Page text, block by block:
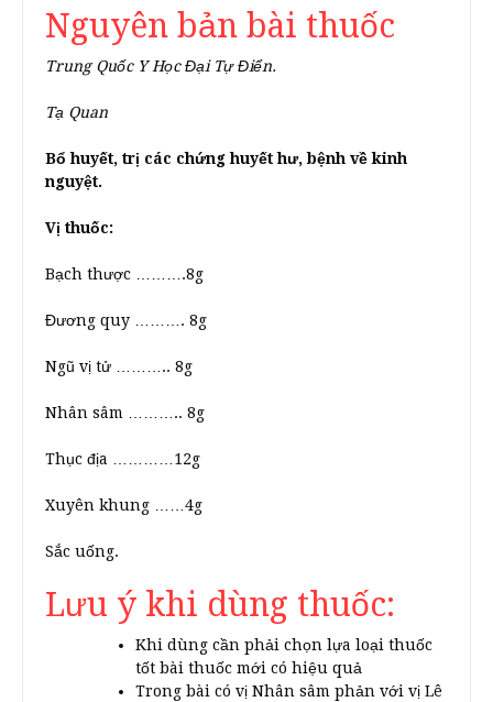
Nguyên bản bài thuốc
Trung Quốc Y Học Đại Tự Điển.
Tạ Quan
Bổ huyết, trị các chứng huyết hư, bệnh về kinh
nguyệt.
Vị thuốc:
Bạch thược ……….8g
Đương quy ………. 8g
Ngũ vị tử ……….. 8g
Nhân sâm ……….. 8g
Thục địa …………12g
Xuyên khung ……4g
Sắc uống.
Lưu ý khi dùng thuốc:
Khi dùng cần phải chọn lựa loại thuốc
tốt bài thuốc mới có hiệu quả
Trong bài có vị Nhân sâm phản với vị Lê